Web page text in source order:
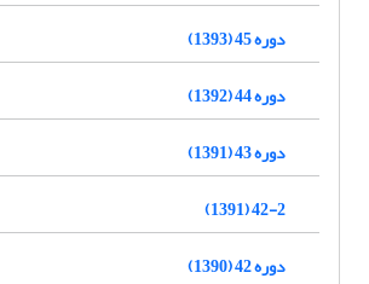
دوره 45 (1393)
دوره 44 (1392)
دوره 43 (1391)
42-2 (1391)
دوره 42 (1390)